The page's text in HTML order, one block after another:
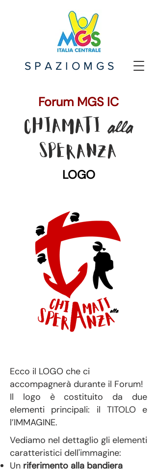
SPAZIOMGS
Forum MGS IC
CHIAMATI alla
SPERANZA
LOGO
Ecco il LOGO che ci
accompagnerà durante il Forum!
Il logo è costituito da due
elementi principali: il TITOLO e
l’IMMAGINE.
Vediamo nel dettaglio gli elementi
caratteristici dell'immagine:
Un riferimento alla bandiera